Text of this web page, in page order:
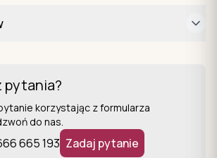
pytania?
korzystając z formularza
do nas.
665 193 Zadaj pytanie